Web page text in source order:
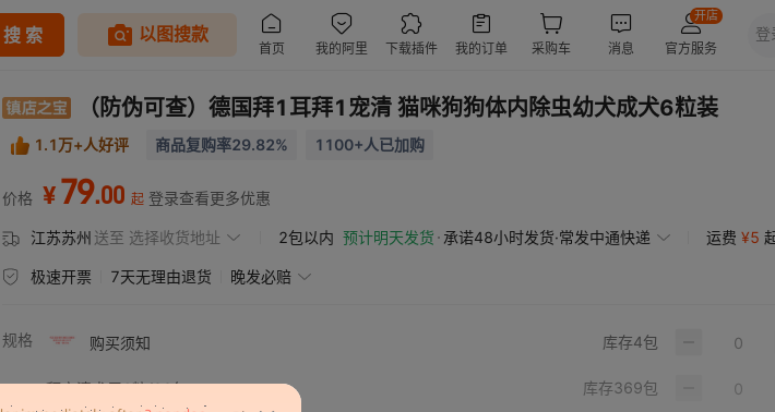
（防伪可查）德国拜1耳拜1宠清 猫咪狗狗体内除虫幼犬成犬6粒装
1.1万+人好评 商品复购率29.82% 1100+人已加购
价格 ¥79.00 起 登录查看更多优惠
江苏苏州 送至 选择收货地址 2包以内 预计明天发货 承诺48小时发货·常发中通快递 运费 ¥5
极速开票 7天无理由退货 晚发必赔
规格 购买须知 库存4包
拜宠清犬用6粒/28年 库存369包